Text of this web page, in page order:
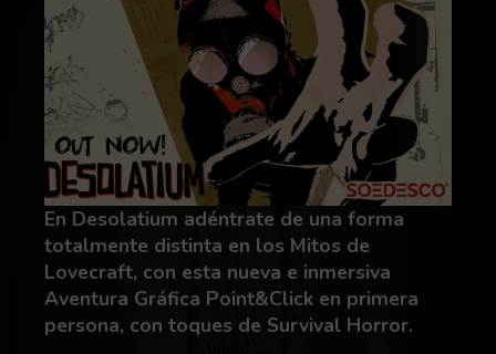
En Desolatium adéntrate de una forma
totalmente distinta en los Mitos de
Lovecraft, con esta nueva e inmersiva
Aventura Gráfica Point&Click en primera
persona, con toques de Survival Horror.